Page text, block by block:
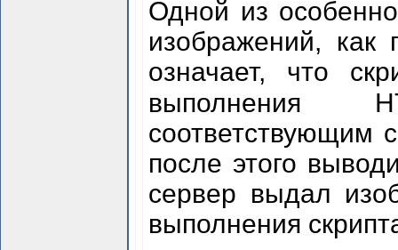
Одной из
изображений, как
означает, что
выполнения
соответствующим
после этого
сервер выдал
выполнения